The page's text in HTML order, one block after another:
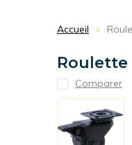
Accueil
Roulette
Comparer